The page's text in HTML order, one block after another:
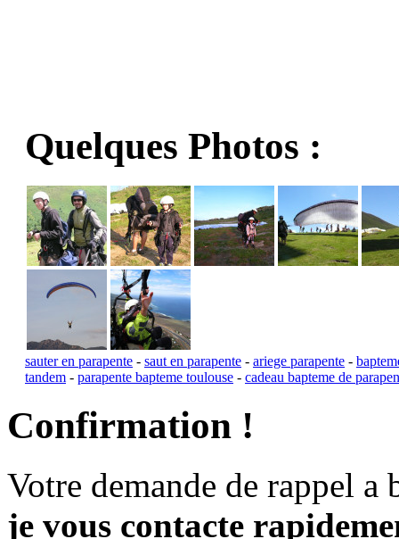
Quelques Photos :
sauter en parapente - saut en parapente - ariege parapente -
tandem - parapente bapteme toulouse - cadeau bapteme de
Confirmation !
Votre demande de rappel a
je vous contacte